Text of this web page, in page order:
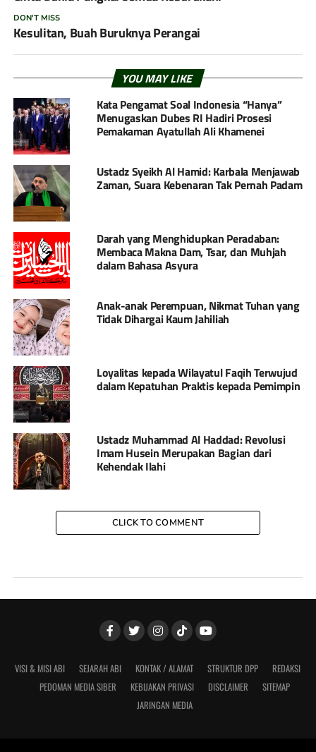
DON'T MISS
Kesulitan, Buah Buruknya Perangai
YOU MAY LIKE
Kata Pengamat Soal Indonesia “Hanya”
Menugaskan Dubes RI Hadiri Prosesi
Pemakaman Ayatullah Ali Khamenei
Ustadz Syeikh Al Hamid: Karbala Menjawab
Zaman, Suara Kebenaran Tak Pernah Padam
Darah yang Menghidupkan Peradaban:
Membaca Makna Dam, Tsar, dan Muhjah
dalam Bahasa Asyura
Anak-anak Perempuan, Nikmat Tuhan yang
Tidak Dihargai Kaum Jahiliah
Loyalitas kepada Wilayatul Faqih Terwujud
dalam Kepatuhan Praktis kepada Pemimpin
Ustadz Muhammad Al Haddad: Revolusi
Imam Husein Merupakan Bagian dari
Kehendak Ilahi
CLICK TO COMMENT
VISI & MISI ABI SEJARAH ABI KONTAK / ALAMAT STRUKTUR DPP
REDAKSI
PEDOMAN MEDIA SIBER
KEBIJAKAN PRIVASI DISCLAIMER
SITEMAP
JARINGAN MEDIA